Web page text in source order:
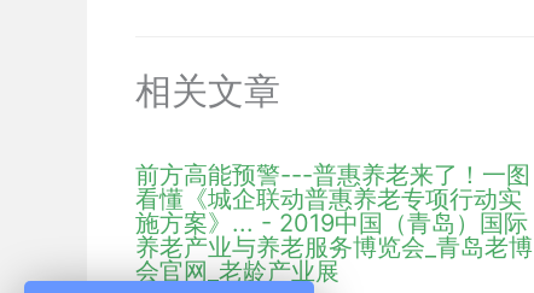
相关文章
前方高能预警---普惠养老来了！一图
看懂《城企联动普惠养老专项行动实
施方案》... - 2019中国（青岛）国际
养老产业与养老服务博览会_青岛老博
会官网_老龄产业展